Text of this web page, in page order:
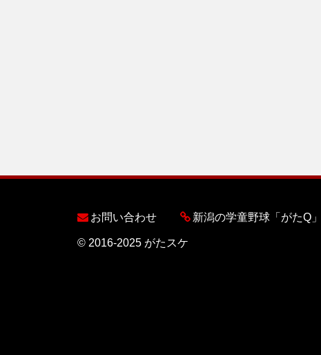
お問い合わせ 新潟の学童野球「がたQ」
© 2016-2025 がたスケ